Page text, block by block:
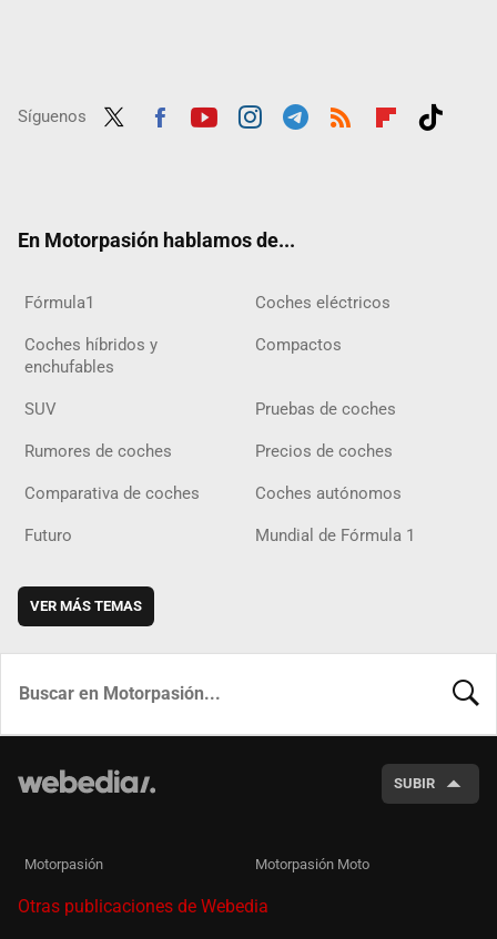
Síguenos
En Motorpasión hablamos de...
Fórmula1 Coches eléctricos
Coches híbridos y
enchufables
Compactos
SUV Pruebas de coches
Rumores de coches Precios de coches
Comparativa de coches Coches autónomos
Futuro Mundial de Fórmula 1
VER MÁS TEMAS
SUBIR
Motorpasión Motorpasión Moto
Otras publicaciones de Webedia